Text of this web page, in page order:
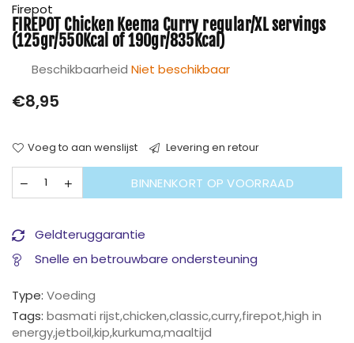
Firepot
FIREPOT Chicken Keema Curry regular/XL servings
(125gr/550Kcal of 190gr/835Kcal)
Beschikbaarheid Niet beschikbaar
Prijs
€8,95
Voeg to aan wenslijst Levering en retour
BINNENKORT OP VOORRAAD
Geldteruggarantie
Snelle en betrouwbare ondersteuning
Type: Voeding
Tags: basmati rijst,chicken,classic,curry,firepot,high in
energy,jetboil,kip,kurkuma,maaltijd